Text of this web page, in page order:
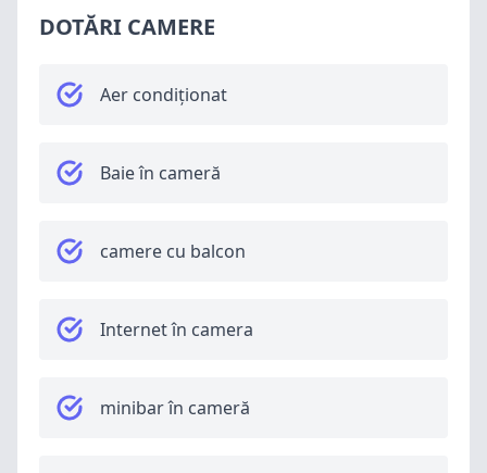
DOTĂRI CAMERE
Aer condiționat
Baie în cameră
camere cu balcon
Internet în camera
minibar în cameră